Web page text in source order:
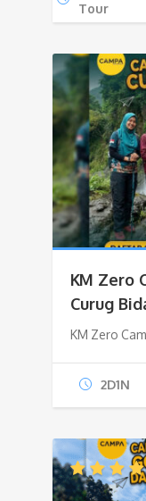
Tour
KM Zero
Curug
KM Zero
2D1N